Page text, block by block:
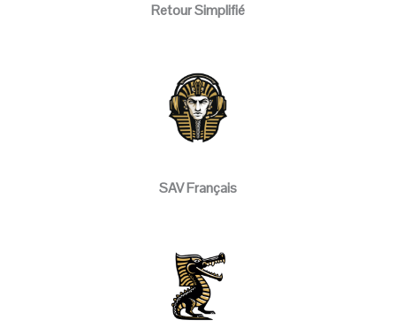
Retour Simplifié
SAV Français